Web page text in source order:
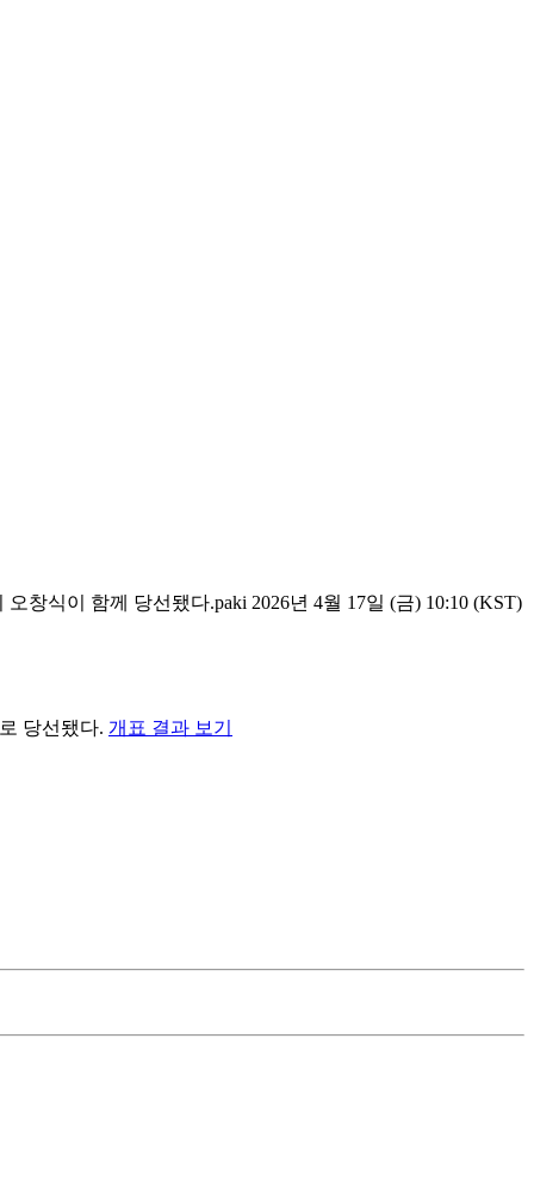
창식이 함께 당선됐다.paki 2026년 4월 17일 (금) 10:10 (KST)
당선됐다. 개표 결과 보기